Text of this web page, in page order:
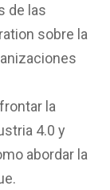
de las
sobre la
la
4.0 y
abordar la